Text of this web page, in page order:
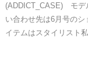
(ADDICT_CASE) モデ
い合わせ先は6月号の
イテムはスタイリスト私